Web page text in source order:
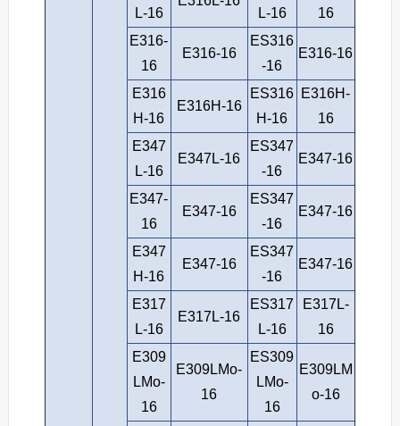
L-16
L-16
16
E316-
16
E316-16
ES316
-16
E316-16
E316
H-16
E316H-16
ES316
H-16
E316H-
16
E347
L-16
E347L-16
ES347
-16
E347-16
E347-
16
E347-16
ES347
-16
E347-16
E347
H-16
E347-16
ES347
-16
E347-16
E317
L-16
E317L-16
ES317
L-16
E317L-
16
E309
LMo-
16
E309LMo-
16
ES309
LMo-
16
E309LM
o-16